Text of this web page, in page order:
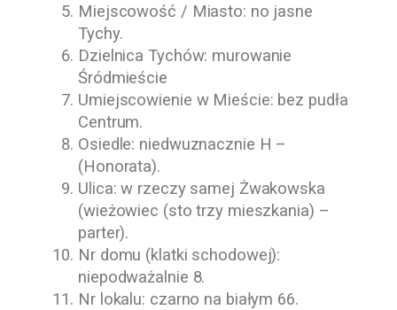
Miejscowość / Miasto: no jasne
Tychy.
Dzielnica Tychów: murowanie
Śródmieście
Umiejscowienie w Mieście: bez pudła
Centrum.
Osiedle: niedwuznacznie H –
(Honorata).
Ulica: w rzeczy samej Żwakowska
(wieżowiec (sto trzy mieszkania) –
parter).
Nr domu (klatki schodowej):
niepodważalnie 8.
Nr lokalu: czarno na białym 66.